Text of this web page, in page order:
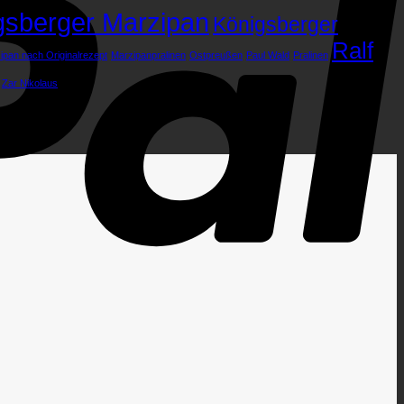
Marzipan Königsberger
nach Originalrezept Marzipanpralinen Ostpreußen Paul Wald Pralinen Ralf
Zar Nikolaus